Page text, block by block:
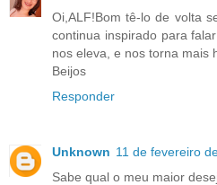
Oi,ALF!Bom tê-lo de volta
continua inspirado para
nos eleva, e nos torna mais
Beijos
Responder
Unknown 11 de fevereiro
Sabe qual o meu maior